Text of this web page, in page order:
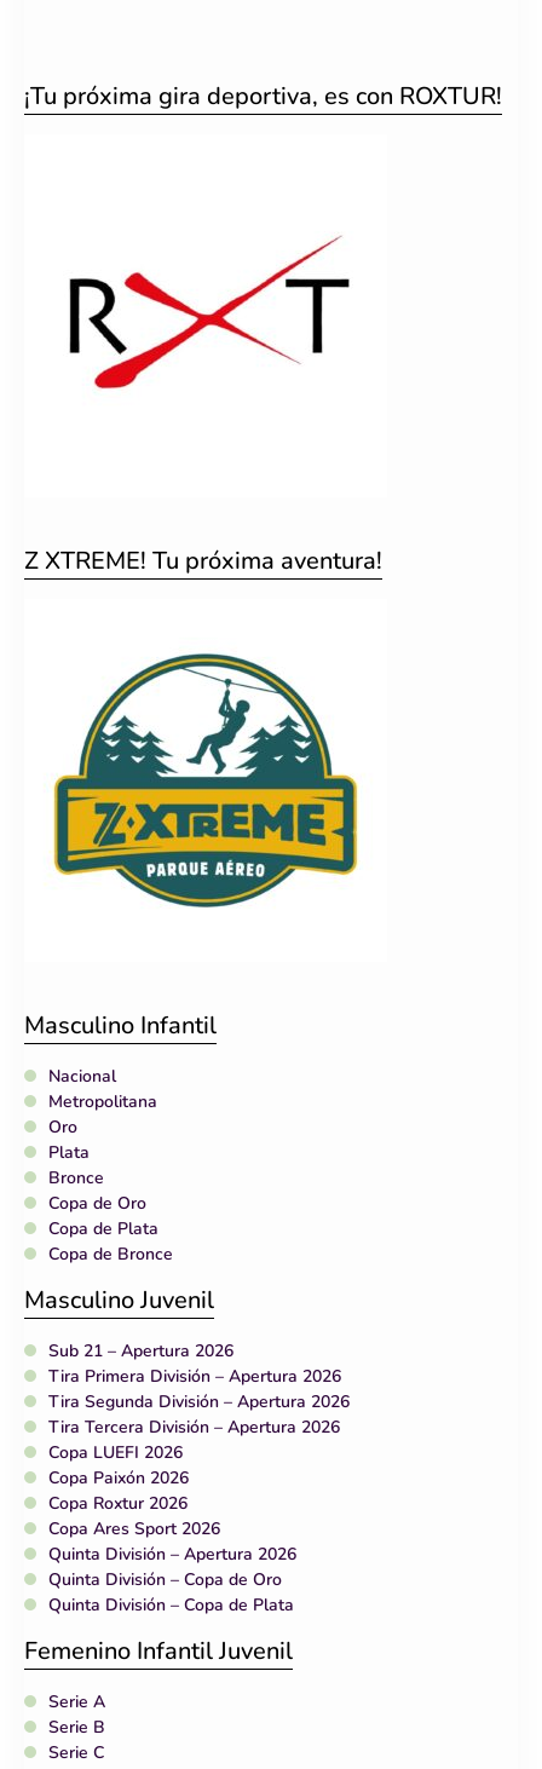
¡Tu próxima gira deportiva, es con ROXTUR!
Z XTREME! Tu próxima aventura!
Masculino Infantil
Nacional
Metropolitana
Oro
Plata
Bronce
Copa de Oro
Copa de Plata
Copa de Bronce
Masculino Juvenil
Sub 21 – Apertura 2026
Tira Primera División – Apertura 2026
Tira Segunda División – Apertura 2026
Tira Tercera División – Apertura 2026
Copa LUEFI 2026
Copa Paixón 2026
Copa Roxtur 2026
Copa Ares Sport 2026
Quinta División – Apertura 2026
Quinta División – Copa de Oro
Quinta División – Copa de Plata
Femenino Infantil Juvenil
Serie A
Serie B
Serie C